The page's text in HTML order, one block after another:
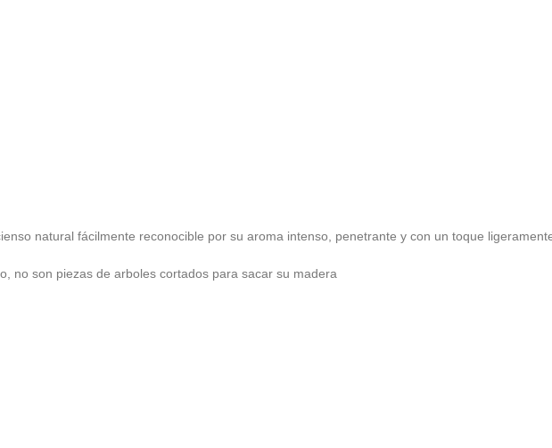
natural fácilmente reconocible por su aroma intenso, penetrante y con un toque
no son piezas de arboles cortados para sacar su madera